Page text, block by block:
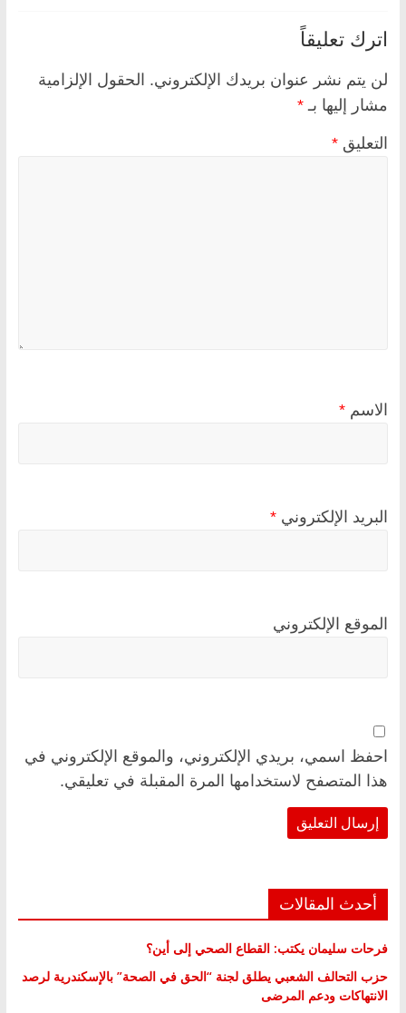
اترك تعليقاً
لن يتم نشر عنوان بريدك الإلكتروني. الحقول الإلزامية
مشار إليها بـ *
التعليق *
الاسم *
البريد الإلكتروني *
الموقع الإلكتروني
احفظ اسمي، بريدي الإلكتروني، والموقع الإلكتروني في
هذا المتصفح لاستخدامها المرة المقبلة في تعليقي.
أحدث المقالات
فرحات سليمان يكتب: القطاع الصحي إلى أين؟
حزب التحالف الشعبي يطلق لجنة “الحق في الصحة” بالإسكندرية لرصد
الانتهاكات ودعم المرضى